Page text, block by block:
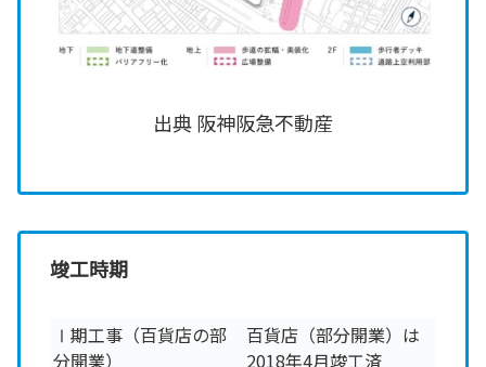
出典 阪神阪急不動産
竣工時期
Ⅰ期工事（百貨店の部
分開業）
百貨店（部分開業）は
2018年4月竣工済